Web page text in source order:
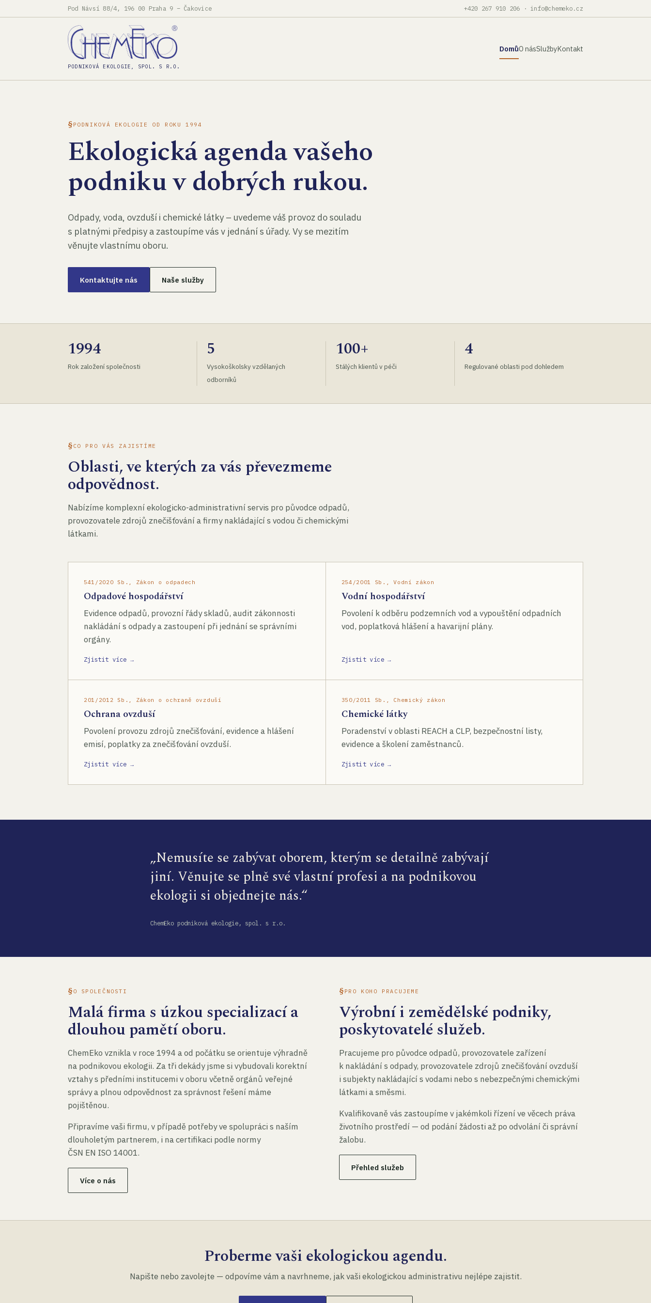
Pod Návsí 88/4, 196 00 Praha 9 – Čakovice +420 267 910 206 · info@chemeko.cz
PODNIKOVÁ EKOLOGIE, SPOL. S R.O.
DomůO násSlužbyKontakt
PODNIKOVÁ EKOLOGIE OD ROKU 1994
Ekologická agenda vašeho
podniku v dobrých rukou.
Odpady, voda, ovzduší i chemické látky – uvedeme váš provoz do souladu
s platnými předpisy a zastoupíme vás v jednání s úřady. Vy se mezitím
věnujte vlastnímu oboru.
Kontaktujte nás Naše služby
1994
Rok založení společnosti
5
Vysokoškolsky vzdělaných
odborníků
100+
Stálých klientů v péči
4
Regulované oblasti pod dohledem
CO PRO VÁS ZAJISTÍME
Oblasti, ve kterých za vás převezmeme
odpovědnost.
Nabízíme komplexní ekologicko-administrativní servis pro původce odpadů,
provozovatele zdrojů znečišťování a firmy nakládající s vodou či chemickými
látkami.
541/2020 Sb., Zákon o odpadech
Odpadové hospodářství
Evidence odpadů, provozní řády skladů, audit zákonnosti
nakládání s odpady a zastoupení při jednání se správními
orgány.
Zjistit více →
254/2001 Sb., Vodní zákon
Vodní hospodářství
Povolení k odběru podzemních vod a vypouštění odpadních
vod, poplatková hlášení a havarijní plány.
Zjistit více →
201/2012 Sb., Zákon o ochraně ovzduší
Ochrana ovzduší
Povolení provozu zdrojů znečišťování, evidence a hlášení
emisí, poplatky za znečišťování ovzduší.
Zjistit více →
350/2011 Sb., Chemický zákon
Chemické látky
Poradenství v oblasti REACH a CLP, bezpečnostní listy,
evidence a školení zaměstnanců.
Zjistit více →
„Nemusíte se zabývat oborem, kterým se detailně zabývají
jiní. Věnujte se plně své vlastní profesi a na podnikovou
ekologii si objednejte nás.“
ChemEko podniková ekologie, spol. s r.o.
O SPOLEČNOSTI
Malá firma s úzkou specializací a
dlouhou pamětí oboru.
ChemEko vznikla v roce 1994 a od počátku se orientuje výhradně
na podnikovou ekologii. Za tři dekády jsme si vybudovali korektní
vztahy s předními institucemi v oboru včetně orgánů veřejné
správy a plnou odpovědnost za správnost řešení máme
pojištěnou.
Připravíme vaši firmu, v případě potřeby ve spolupráci s naším
dlouholetým partnerem, i na certifikaci podle normy
ČSN EN ISO 14001.
Více o nás
PRO KOHO PRACUJEME
Výrobní i zemědělské podniky,
poskytovatelé služeb.
Pracujeme pro původce odpadů, provozovatele zařízení
k nakládání s odpady, provozovatele zdrojů znečišťování ovzduší
i subjekty nakládající s vodami nebo s nebezpečnými chemickými
látkami a směsmi.
Kvalifikovaně vás zastoupíme v jakémkoli řízení ve věcech práva
životního prostředí — od podání žádosti až po odvolání či správní
žalobu.
Přehled služeb
Proberme vaši ekologickou agendu.
Napište nebo zavolejte — odpovíme vám a navrhneme, jak vaši ekologickou administrativu nejlépe zajistit.